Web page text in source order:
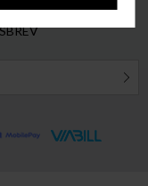
DIG VORES